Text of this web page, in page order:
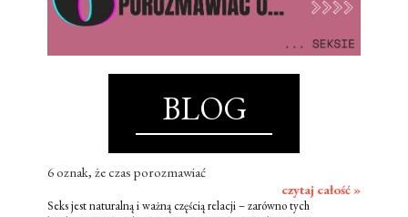
BLOG
6 oznak, że czas porozmawiać
czytaj całość »
Seks jest naturalną i ważną częścią relacji – zarówno tych